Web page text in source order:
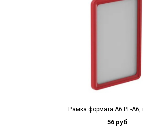
Рамка формата А6 PF-А6,
56 руб